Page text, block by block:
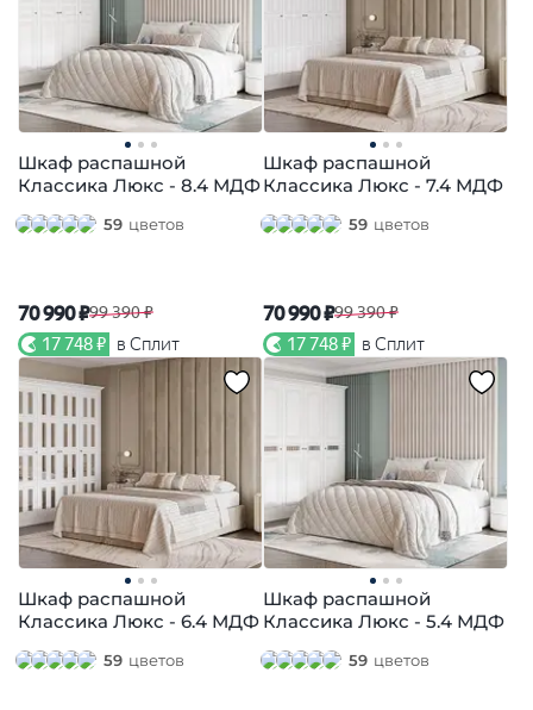
Шкаф распашной
Классика Люкс - 8.4 МДФ
59 цветов
70 990 ₽99 390 ₽
17 748 ₽ в Сплит
Шкаф распашной
Классика Люкс - 7.4 МДФ
59 цветов
70 990 ₽99 390 ₽
17 748 ₽ в Сплит
Шкаф распашной
Классика Люкс - 6.4 МДФ
59 цветов
Шкаф распашной
Классика Люкс - 5.4 МДФ
59 цветов